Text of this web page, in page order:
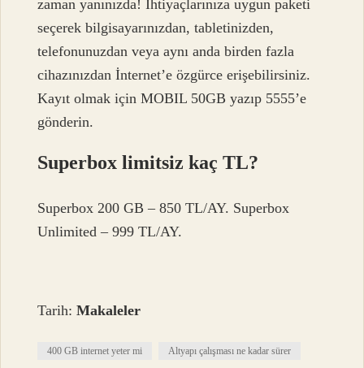
zaman yanınızda! İhtiyaçlarınıza uygun paketi
seçerek bilgisayarınızdan, tabletinizden,
telefonunuzdan veya aynı anda birden fazla
cihazınızdan İnternet’e özgürce erişebilirsiniz.
Kayıt olmak için MOBIL 50GB yazıp 5555’e
gönderin.
Superbox limitsiz kaç TL?
Superbox 200 GB – 850 TL/AY. Superbox
Unlimited – 999 TL/AY.
Tarih:Makaleler
400 GB internet yeter mi Altyapı çalışması ne kadar sürer